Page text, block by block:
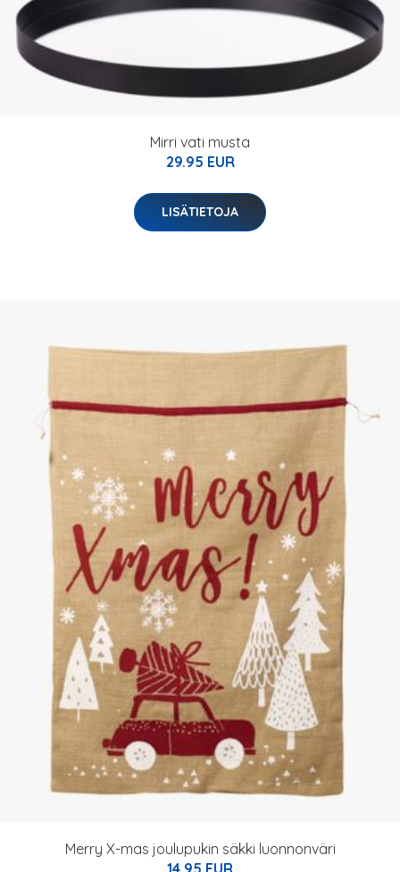
Mirri vati musta
29.95 EUR
LISÄTIETOJA
Merry X-mas joulupukin säkki luonnonväri